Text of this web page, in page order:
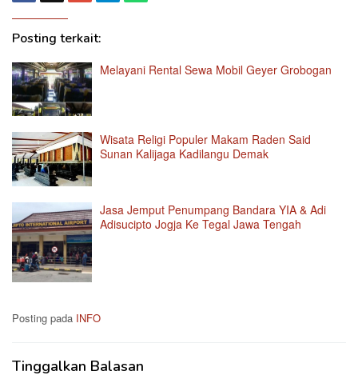
Posting terkait:
Melayani Rental Sewa Mobil Geyer Grobogan
Wisata Religi Populer Makam Raden Said
Sunan Kalijaga Kadilangu Demak
Jasa Jemput Penumpang Bandara YIA & Adi
Adisucipto Jogja Ke Tegal Jawa Tengah
Posting pada INFO
Tinggalkan Balasan